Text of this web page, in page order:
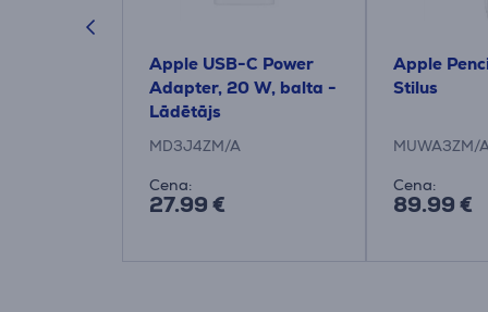
Apple USB-C Power
Adapter, 20 W, balta -
Lādētājs
MD3J4ZM/A
Cena:
27.99 €
Apple
Stilus
MUWA3ZM/
Cena:
89.99 €